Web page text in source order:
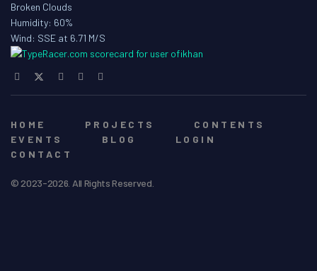
Broken Clouds
Humidity: 60%
Wind: SSE at 6.71 M/S
HOME PROJECTS
CONTENTS
EVENTS
BLOG
LOGIN
CONTACT
© 2023-2026. All Rights Reserved.